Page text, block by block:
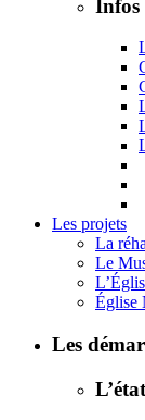
Les projets
La
Le
Église
Les